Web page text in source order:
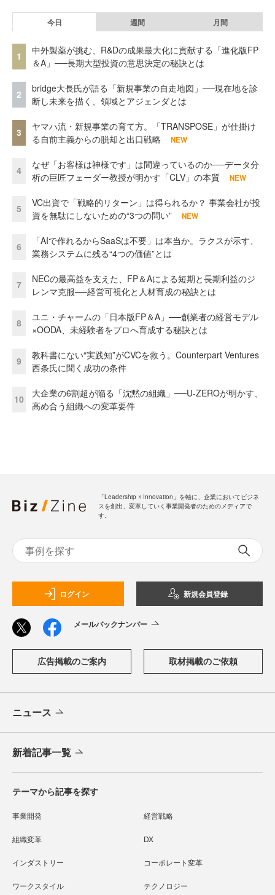
今日 週間 月間
1
中外製薬が挑む、R&Dの成果最大化に貢献する「進化版FP
＆A」──長期大型投資の意思決定の秘訣とは
2
bridge大長氏が語る「新規事業の自走地図」──現在地を診
断し未来を描く、領域とアジェンダとは
3
ヤマハ流・新規事業の育て方。「TRANSPOSE」が仕掛け
る自前主義からの脱却と出口戦略
NEW
4
なぜ「お客様は神様です」は間違っているのか──データ分
析の巨匠フェーダー教授が明かす「CLV」の本質
NEW
5
VC出資で「戦略的リターン」は得られるか？ 事業会社が投
資を無駄にしないための“3つの問い”
NEW
6
「AIで作れるからSaaSは不要」は本当か。ラクスが示す、
業務システムに残る“4つの価値”とは
7
NECの最高益を支えた、FP＆Aによる短期と長期利益のジ
レンマ克服──経営可視化と人材育成の秘訣とは
8
ユニ・チャームの「日本版FP＆A」──創業者の経営モデル
×OODA、未経験者をプロへ育成する秘訣とは
9
教科書にない“実践知”がCVCを救う。Counterpart Ventures
西条氏に聞く成功の条件
10
大企業の6割超が陥る「沈黙の組織」──U-ZEROが明かす、
高め合う組織への変革要件
「Leadership ☓ Innovation」を軸に、企業においてビジネ
スを創出、変革していく事業開発者のためのメディアで
す。
ログイン 新規会員登録
メールバックナンバー
広告掲載のご案内 取材掲載のご依頼
ニュース
新着記事一覧
テーマから記事を探す
事業開発 経営戦略
組織変革 DX
インダストリー コーポレート変革
ワークスタイル テクノロジー